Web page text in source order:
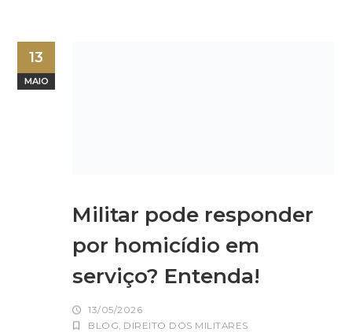
13
MAIO
Militar pode responder
por homicídio em
serviço? Entenda!
13/05/2026
BLOG, DIREITO DOS MILITARES